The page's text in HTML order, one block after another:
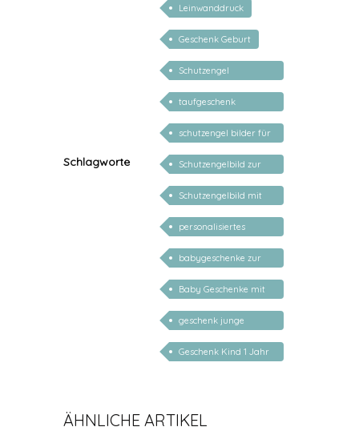
Schlagworte
Leinwanddruck
Geschenk Geburt
Schutzengel
Kinderzimmer
taufgeschenk
mädchen 1 jahr
schutzengel bilder für
kinder
Schutzengelbild zur
Geburt
Schutzengelbild mit
Namen - DEIN
SCHUTZENGEL
personalisiertes
Schutzengelbild
babygeschenke zur
geburt personalisiert
Baby Geschenke mit
Namen
geschenk junge
mädchen
Geschenk Kind 1 Jahr
ÄHNLICHE ARTIKEL